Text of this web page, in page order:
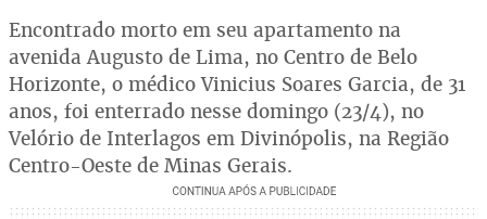
Encontrado morto em seu apartamento na
avenida Augusto de Lima, no Centro de Belo
Horizonte, o médico Vinicius Soares Garcia, de 31
anos, foi enterrado nesse domingo (23/4), no
Velório de Interlagos em Divinópolis, na Região
Centro-Oeste de Minas Gerais.